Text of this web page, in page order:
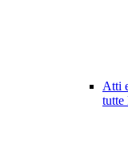
Atti
tutte